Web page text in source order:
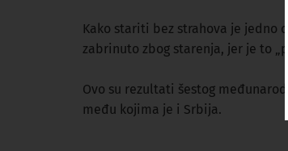
Kako stariti bez strahova je jedno
zabrinuto zbog starenja, jer je to
Ovo su rezultati šestog
među kojima je i Srbija.